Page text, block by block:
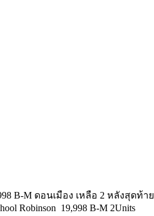
B-M ดอนเมือง เหลือ 2 หลังสุดท้าย
Robinson 19,998 B-M 2Units